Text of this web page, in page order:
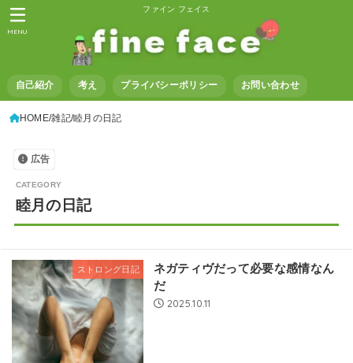
ファイン フェイス
自己紹介 考え プライバシーポリシー お問い合わせ
MENU
HOME 雑記 睦月の日記
広告
睦月の日記
ストロング日記
ネガティヴだって必要な感情なん
だ
2025.10.11